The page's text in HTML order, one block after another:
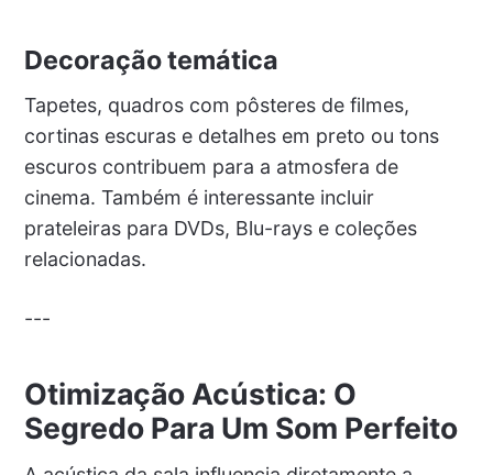
Decoração temática
Tapetes, quadros com pôsteres de filmes,
cortinas escuras e detalhes em preto ou tons
escuros contribuem para a atmosfera de
cinema. Também é interessante incluir
prateleiras para DVDs, Blu-rays e coleções
relacionadas.
---
Otimização Acústica: O
Segredo Para Um Som Perfeito